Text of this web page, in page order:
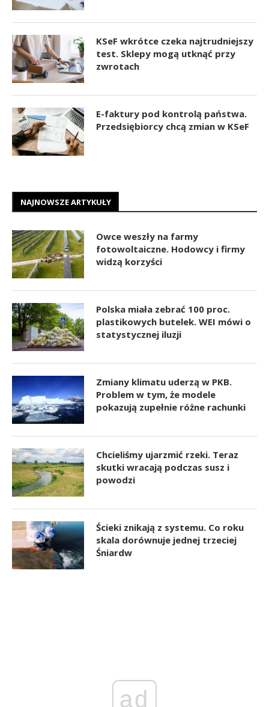
KSeF wkrótce czeka najtrudniejszy
test. Sklepy mogą utknąć przy
zwrotach
E-faktury pod kontrolą państwa.
Przedsiębiorcy chcą zmian w KSeF
NAJNOWSZE ARTYKUŁY
Owce weszły na farmy
fotowoltaiczne. Hodowcy i firmy
widzą korzyści
Polska miała zebrać 100 proc.
plastikowych butelek. WEI mówi o
statystycznej iluzji
Zmiany klimatu uderzą w PKB.
Problem w tym, że modele
pokazują zupełnie różne rachunki
Chcieliśmy ujarzmić rzeki. Teraz
skutki wracają podczas susz i
powodzi
Ścieki znikają z systemu. Co roku
skala dorównuje jednej trzeciej
Śniardw
ad